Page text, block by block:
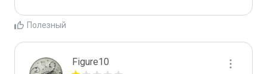
Полезный
Figure10